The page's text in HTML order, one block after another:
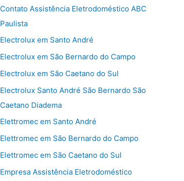
Contato Assistência Eletrodoméstico ABC
Paulista
Electrolux em Santo André
Electrolux em São Bernardo do Campo
Electrolux em São Caetano do Sul
Electrolux Santo André São Bernardo São
Caetano Diadema
Elettromec em Santo André
Elettromec em São Bernardo do Campo
Elettromec em São Caetano do Sul
Empresa Assistência Eletrodoméstico